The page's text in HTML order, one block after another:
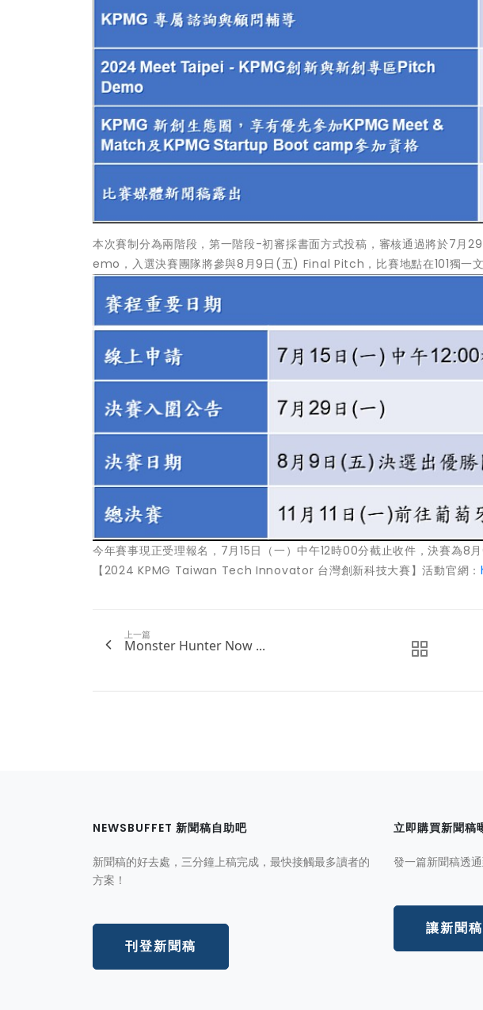
本次賽制分為兩階段，第一階段-初審採書面方式投稿，審核通過將於7
emo，入選決賽團隊將參與8月9日(五) Final Pitch，比賽地點在101獨一文
今年賽事現正受理報名，7月15日（一）中午12時00分截止收件，決賽為8
【2024 KPMG Taiwan Tech Innovator 台灣創新科技大賽】活動官網：
上一篇
Monster Hunter Now ...
NEWSBUFFET 新聞稿自助吧
新聞稿的好去處，三分鐘上稿完成，最快接觸最多讀者的
方案！
刊登新聞稿
立即購買新聞稿
發一篇新聞稿透
讓新聞